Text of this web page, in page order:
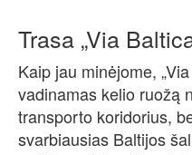
Trasa „Via
Kaip jau minėjome,
vadinamas kelio ruožą
transporto koridorius,
svarbiausias Baltijos